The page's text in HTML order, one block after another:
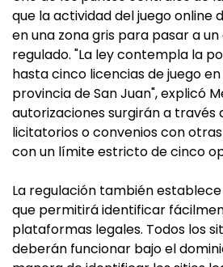
que la actividad del juego online
en una zona gris para pasar a
regulado. "La ley contempla la
hasta cinco licencias de juego
provincia de San Juan", explicó
autorizaciones surgirán a través
licitatorios o convenios con
con un límite estricto de cinco
La regulación también
que permitirá identificar
plataformas legales. Todos los
deberán funcionar bajo el